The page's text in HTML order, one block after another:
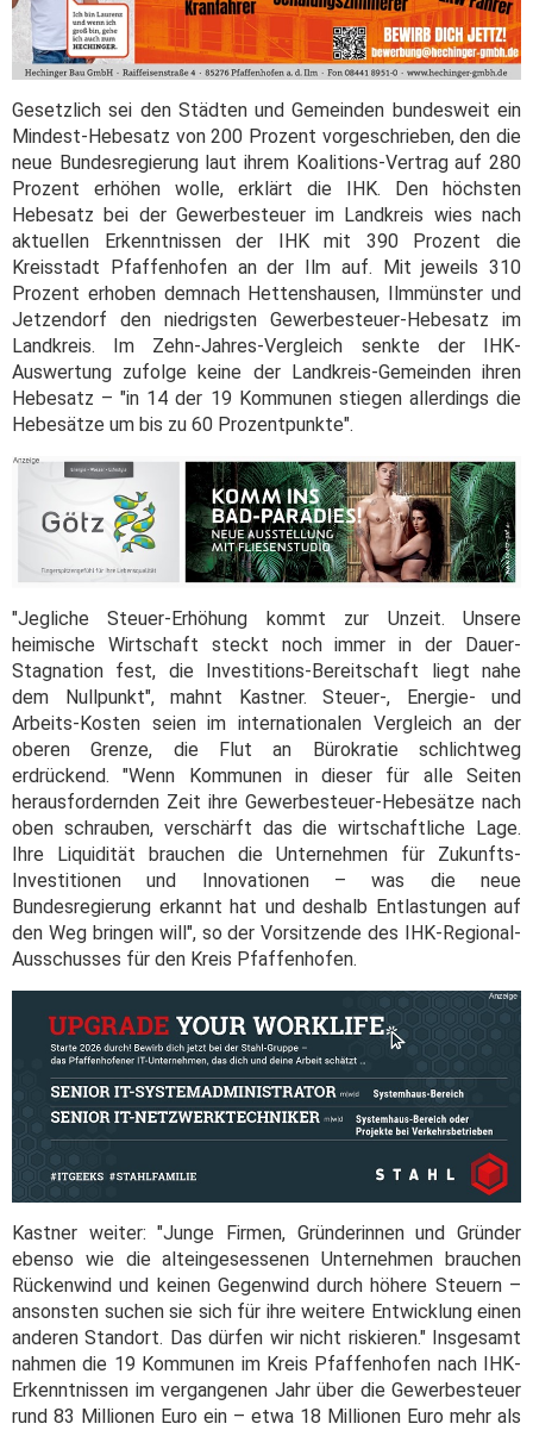
Gesetzlich sei den Städten und Gemeinden bundesweit ein
Mindest-Hebesatz von 200 Prozent vorgeschrieben, den die
neue Bundesregierung laut ihrem Koalitions-Vertrag auf 280
Prozent erhöhen wolle, erklärt die IHK. Den höchsten
Hebesatz bei der Gewerbesteuer im Landkreis wies nach
aktuellen Erkenntnissen der IHK mit 390 Prozent die
Kreisstadt Pfaffenhofen an der Ilm auf. Mit jeweils 310
Prozent erhoben demnach Hettenshausen, Ilmmünster und
Jetzendorf den niedrigsten Gewerbesteuer-Hebesatz im
Landkreis. Im Zehn-Jahres-Vergleich senkte der IHK-
Auswertung zufolge keine der Landkreis-Gemeinden ihren
Hebesatz – "in 14 der 19 Kommunen stiegen allerdings die
Hebesätze um bis zu 60 Prozentpunkte".
"Jegliche Steuer-Erhöhung kommt zur Unzeit. Unsere
heimische Wirtschaft steckt noch immer in der Dauer-
Stagnation fest, die Investitions-Bereitschaft liegt nahe
dem Nullpunkt", mahnt Kastner. Steuer-, Energie- und
Arbeits-Kosten seien im internationalen Vergleich an der
oberen Grenze, die Flut an Bürokratie schlichtweg
erdrückend. "Wenn Kommunen in dieser für alle Seiten
herausfordernden Zeit ihre Gewerbesteuer-Hebesätze nach
oben schrauben, verschärft das die wirtschaftliche Lage.
Ihre Liquidität brauchen die Unternehmen für Zukunfts-
Investitionen und Innovationen – was die neue
Bundesregierung erkannt hat und deshalb Entlastungen auf
den Weg bringen will", so der Vorsitzende des IHK-Regional-
Ausschusses für den Kreis Pfaffenhofen.
Kastner weiter: "Junge Firmen, Gründerinnen und Gründer
ebenso wie die alteingesessenen Unternehmen brauchen
Rückenwind und keinen Gegenwind durch höhere Steuern –
ansonsten suchen sie sich für ihre weitere Entwicklung einen
anderen Standort. Das dürfen wir nicht riskieren." Insgesamt
nahmen die 19 Kommunen im Kreis Pfaffenhofen nach IHK-
Erkenntnissen im vergangenen Jahr über die Gewerbesteuer
rund 83 Millionen Euro ein – etwa 18 Millionen Euro mehr als